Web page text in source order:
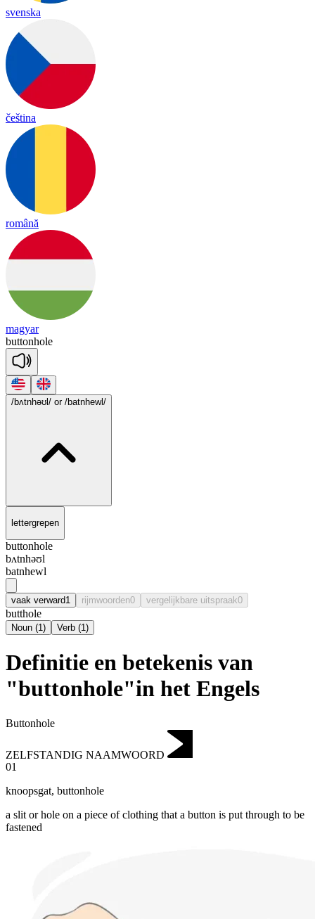
svenska
čeština
română
magyar
buttonhole
/bʌtnhəʊl/ or /batnhewl/
lettergrepen
buttonhole
bʌtnhəʊl
batnhewl
vaak verward1 rijmwoorden0 vergelijkbare uitspraak0
butthole
Noun (1) Verb (1)
Definitie en betekenis van
"buttonhole"in het Engels
Buttonhole
ZELFSTANDIG NAAMWOORD
01
knoopsgat, buttonhole
a slit or hole on a piece of clothing that a button is put through to be
fastened